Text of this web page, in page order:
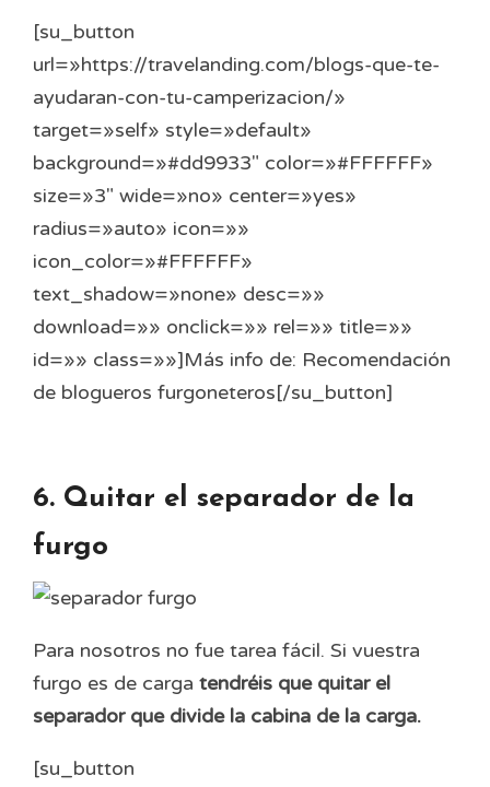
[su_button
url=»https://travelanding.com/blogs-que-te-
ayudaran-con-tu-camperizacion/»
target=»self» style=»default»
background=»#dd9933″ color=»#FFFFFF»
size=»3″ wide=»no» center=»yes»
radius=»auto» icon=»»
icon_color=»#FFFFFF»
text_shadow=»none» desc=»»
download=»» onclick=»» rel=»» title=»»
id=»» class=»»]Más info de: Recomendación
de blogueros furgoneteros[/su_button]
6. Quitar el separador de la
furgo
Para nosotros no fue tarea fácil. Si vuestra
furgo es de carga tendréis que quitar el
separador que divide la cabina de la carga.
[su_button